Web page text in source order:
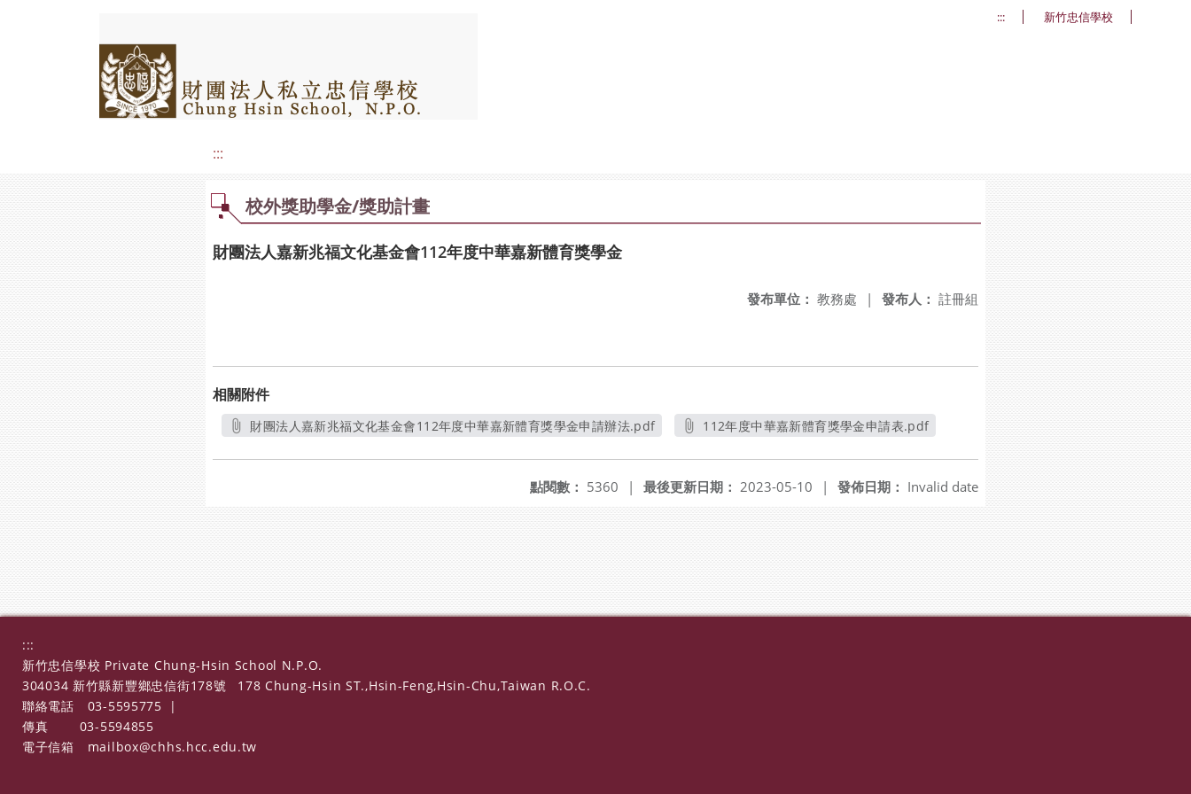
::: 新竹忠信學校
:::
校外獎助學金/獎助計畫
財團法人嘉新兆福文化基金會112年度中華嘉新體育獎學金
發布人： 註冊組
發布單位： 教務處 |
相關附件
財團法人嘉新兆福文化基金會112年度中華嘉新體育獎學金申請辦法.pdf
112年度中華嘉新體育獎學金申請表.pdf
發佈日期： Invalid date
最後更新日期： 2023-05-10 |
點閱數： 5360 |
:::
新竹忠信學校 Private Chung-Hsin School N.P.O.
304034 新竹縣新豐鄉忠信街178號
178 Chung-Hsin ST.,Hsin-Feng,Hsin-Chu,Taiwan R.O.C.
聯絡電話
03-5595775
|
傳真
03-5594855
電子信箱
mailbox@chhs.hcc.edu.tw